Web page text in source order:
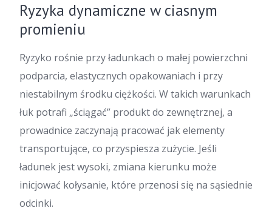
Ryzyka dynamiczne w ciasnym
promieniu
Ryzyko rośnie przy ładunkach o małej powierzchni
podparcia, elastycznych opakowaniach i przy
niestabilnym środku ciężkości. W takich warunkach
łuk potrafi „ściągać” produkt do zewnętrznej, a
prowadnice zaczynają pracować jak elementy
transportujące, co przyspiesza zużycie. Jeśli
ładunek jest wysoki, zmiana kierunku może
inicjować kołysanie, które przenosi się na sąsiednie
odcinki.